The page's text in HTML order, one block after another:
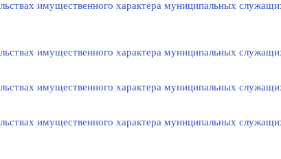
имущественного характера муниципальных
имущественного характера муниципальных
имущественного характера муниципальных
имущественного характера муниципальных